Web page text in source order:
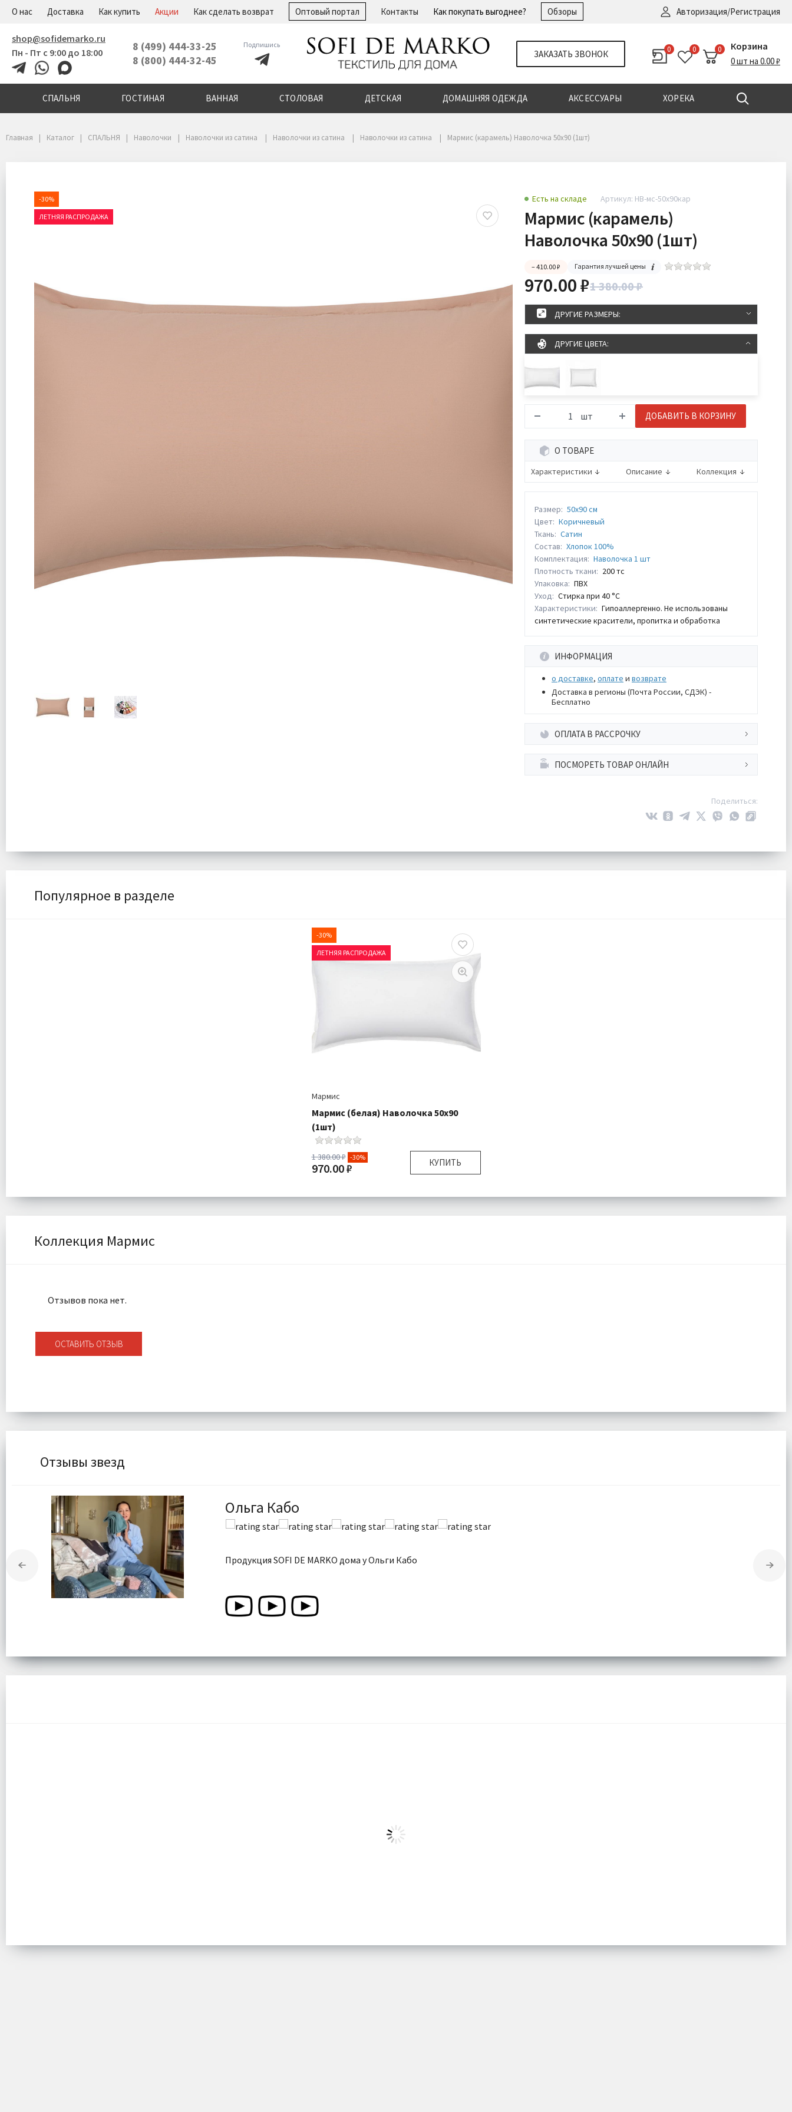
О нас Доставка Как купить Акции Как сделать возврат Оптовый портал Контакты Как покупать выгоднее? Обзоры Авторизация/Регистрация
shop@sofidemarko.ru
Пн - Пт с 9:00 до 18:00
8 (499) 444-33-25
8 (800) 444-32-45
Подпишись
ЗАКАЗАТЬ ЗВОНОК 0 0 0 Корзина
0 шт на 0.00 ₽
СПАЛЬНЯ ГОСТИНАЯ ВАННАЯ СТОЛОВАЯ ДЕТСКАЯ ДОМАШНЯЯ ОДЕЖДА АКСЕССУАРЫ ХОРЕКА
Регистрация
Главная Каталог СПАЛЬНЯ Наволочки Наволочки из сатина Наволочки из сатина Наволочки из сатина Мармис (карамель) Наволочка 50х90 (1шт)
-30%
ЛЕТНЯЯ РАСПРОДАЖА
Есть на складе Артикул: НВ-мс-50х90кар
Мармис (карамель)
Наволочка 50х90 (1шт)
– 410.00 ₽ Гарантия лучшей цены
970.00 ₽1 380.00 ₽
ДРУГИЕ РАЗМЕРЫ:
ДРУГИЕ ЦВЕТА:
шт ДОБАВИТЬ В КОРЗИНУ
О ТОВАРЕ
Характеристики Описание Коллекция
Размер: 50х90 см
Цвет: Коричневый
Ткань: Сатин
Состав: Хлопок 100%
Комплектация: Наволочка 1 шт
Плотность ткани: 200 тс
Упаковка: ПВХ
Уход: Стирка при 40 °С
Характеристики: Гипоаллергенно. Не использованы
синтетические красители, пропитка и обработка
ИНФОРМАЦИЯ
о доставке, оплате и возврате
Доставка в регионы (Почта России, СДЭК) -
Бесплатно
ОПЛАТА В РАССРОЧКУ
ПОСМОРЕТЬ ТОВАР ОНЛАЙН
Поделиться:
Популярное в разделе
-30%
ЛЕТНЯЯ РАСПРОДАЖА
Мармис
Мармис (белая) Наволочка 50х90
(1шт)
1 380.00 ₽ -30%
970.00 ₽ КУПИТЬ
Размер:
50х90 см
Коллекция Мармис
Отзывов пока нет.
ОСТАВИТЬ ОТЗЫВ
Отзывы звезд
Ольга Кабо
Продукция SOFI DE MARKO дома у Ольги Кабо